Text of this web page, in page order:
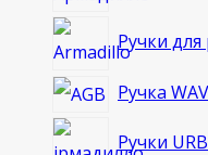
Ручки
Ручка
Ручки